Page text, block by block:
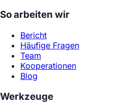
So arbeiten wir
Bericht
Häufige Fragen
Team
Kooperationen
Blog
Werkzeuge